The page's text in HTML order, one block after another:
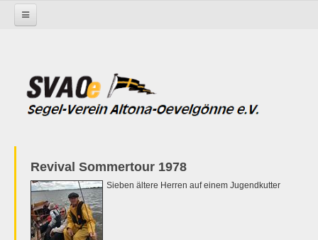
Revival Sommertour 1978
Sieben ältere Herren auf einem Jugendkutter